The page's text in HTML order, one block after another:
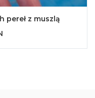
pereł z muszlą